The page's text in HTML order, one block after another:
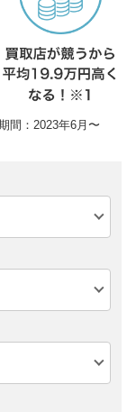
間：2023年6月〜